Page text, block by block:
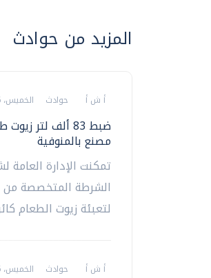
المزيد من حوادث
أ ش أ حوادث الخميس، 06 اغسطس 2026 12:18 م
ضبط 83 ألف لتر
مصنع بالمنوفية
تمكنت الإدارة
الشرطة المتخصصة
لتعبئة زيوت الطعام
أ ش أ حوادث الخميس، 06 اغسطس 2026 11:23 ص